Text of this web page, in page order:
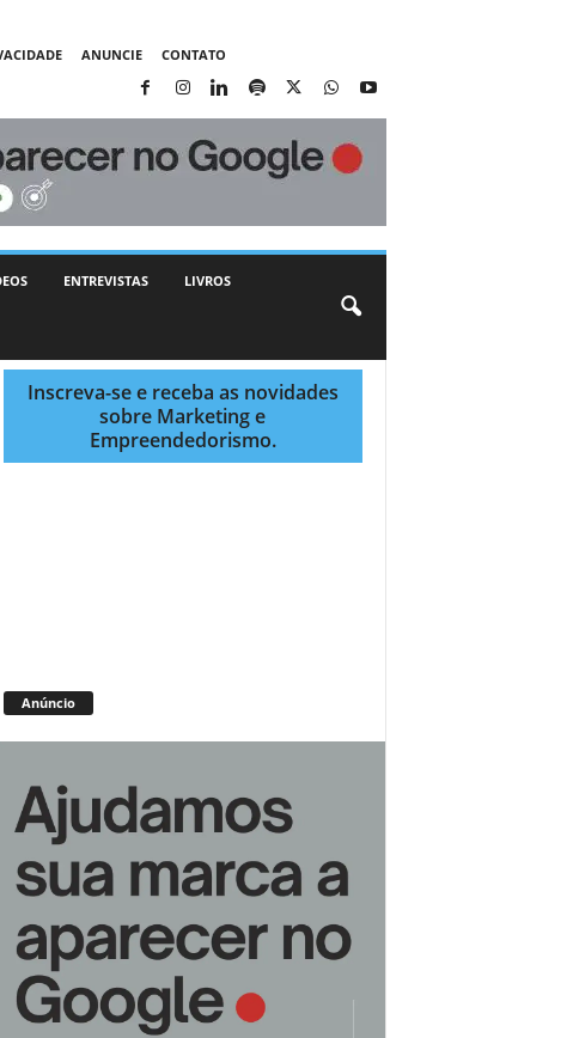
ANUNCIE CONTATO
ENTREVISTAS LIVROS
Inscreva-se e receba as novidades
sobre Marketing e
Empreendedorismo.
Anúncio